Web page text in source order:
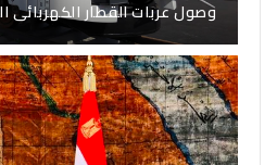
وصول عربات القطار الكهربائى